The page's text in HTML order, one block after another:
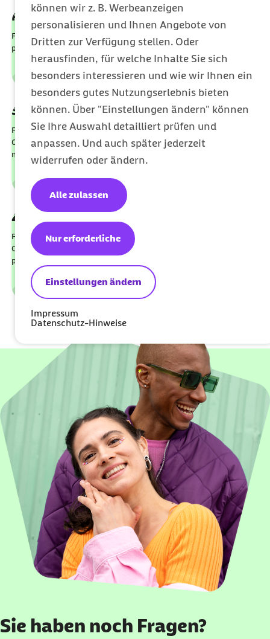
können wir z. B. Werbeanzeigen
personalisieren und Ihnen Angebote von
Dritten zur Verfügung stellen. Oder
herausfinden, für welche Inhalte Sie sich
besonders interessieren und wie wir Ihnen ein
besonders gutes Nutzungserlebnis bieten
können. Über "Einstellungen ändern" können
Sie Ihre Auswahl detailliert prüfen und
anpassen. Und auch später jederzeit
widerrufen oder ändern.
Einstellungen ändern
Nur erforderliche
Alle zulassen
Impressum
Datenschutz-Hinweise
externer Link:
Pflege-Zusatzschutz
Für individuelle Leistungen zu fairen Konditionen je nach
persönlichem Bedarf ab Pflegegrad 1
Leistungen
externer Link:
Stationärer Zusatzschutz
Für eine Krankenhausbehandlung wie ein Privatpatient mit
Chefarzt-Behandlung, Einzelzimmer, freie Krankenhauswahl und
mehr
Kategorie
Leistungen
externer Link:
Zusatzschutz für Kinder & Jugendliche
Für Extra-Leistungen für den Nachwuchs wie
Chefarztbehandlung, Kostenerstattung für Sehhilfen und
professioneller Zahnreinigung
Kategorie
Leistungen
Sie haben noch Fragen?